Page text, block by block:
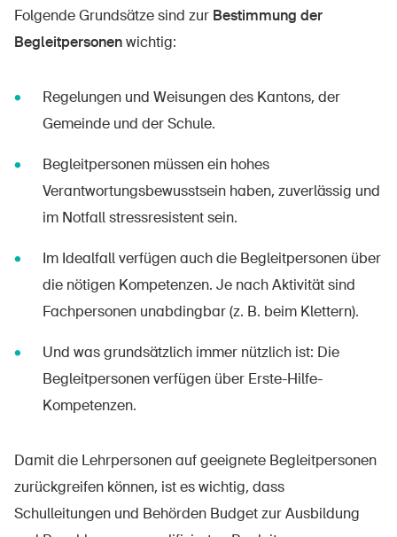
Folgende Grundsätze sind zur Bestimmung der
Begleitpersonenwichtig:
Regelungen und Weisungen des Kantons, der
Gemeinde und der Schule.
Begleitpersonen müssen ein hohes
Verantwortungsbewusstsein haben, zuverlässig und
im Notfall stressresistent sein.
Im Idealfall verfügen auch die Begleitpersonen über
die nötigen Kompetenzen. Je nach Aktivität sind
Fachpersonen unabdingbar (z. B. beim Klettern).
Und was grundsätzlich immer nützlich ist: Die
Begleitpersonen verfügen über Erste-Hilfe-
Kompetenzen.
Damit die Lehrpersonen auf geeignete Begleitpersonen
zurückgreifen können, ist es wichtig, dass
Schulleitungen und Behörden Budget zur Ausbildung